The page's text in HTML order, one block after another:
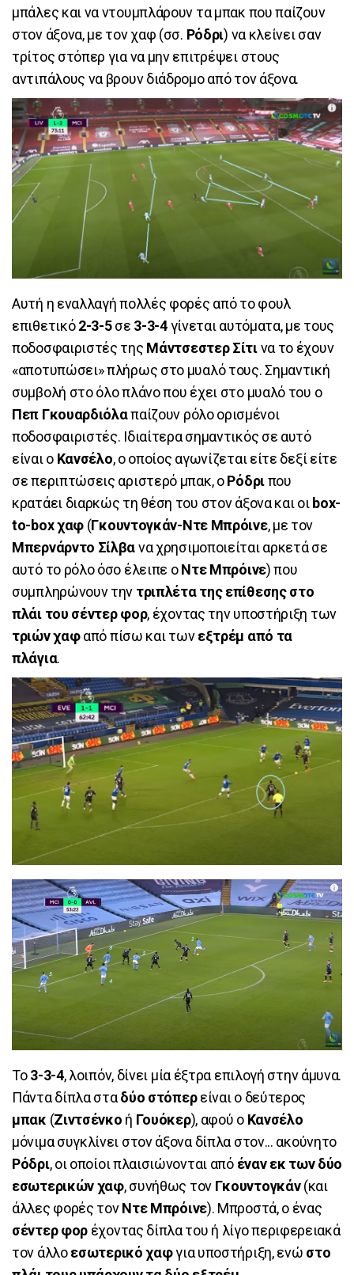
μπάλες και να ντουμπλάρουν τα μπακ που παίζουν
στον άξονα, με τον χαφ (σσ. Ρόδρι) να κλείνει σαν
τρίτος στόπερ για να μην επιτρέψει στους
αντιπάλους να βρουν διάδρομο από τον άξονα.
Αυτή η εναλλαγή πολλές φορές από το φουλ
επιθετικό2-3-5σε 3-3-4γίνεται αυτόματα, με τους
ποδοσφαιριστές της Μάντσεστερ Σίτινα το έχουν
«αποτυπώσει» πλήρως στο μυαλό τους. Σημαντική
συμβολή στο όλο πλάνο που έχει στο μυαλό του ο
Πεπ Γκουαρδιόλαπαίζουν ρόλο ορισμένοι
ποδοσφαιριστές. Ιδιαίτερα σημαντικός σε αυτό
είναι ο Κανσέλο, ο οποίος αγωνίζεται είτε δεξί είτε
σε περιπτώσεις αριστερό μπακ, οΡόδριπου
κρατάει διαρκώς τη θέση του στον άξονα και οιbox-
to-box χαφ (Γκουντογκάν-Ντε Μπρόινε, με τον
Μπερνάρντο Σίλβανα χρησιμοποιείται αρκετά σε
αυτό το ρόλο όσο έλειπε οΝτε Μπρόινε) που
συμπληρώνουν την τριπλέτα της επίθεσης στο
πλάι του σέντερ φορ, έχοντας την υποστήριξη των
τριών χαφαπό πίσω και τωνεξτρέμ από τα
πλάγια.
To3-3-4, λοιπόν, δίνει μία έξτρα επιλογή στην άμυνα.
Πάντα δίπλα σταδύο στόπερείναι ο δεύτερος
μπακ (Ζιντσένκο ή Γουόκερ), αφού ο Κανσέλο
μόνιμα συγκλίνει στον άξονα δίπλα στον... ακούνητο
Ρόδρι, οι οποίοι πλαισιώνονται από έναν εκ των δύο
εσωτερικών χαφ, συνήθως τον Γκουντογκάν(και
άλλες φορές τονΝτε Μπρόινε). Μπροστά, ο ένας
σέντερ φορ έχοντας δίπλα του ή λίγο περιφερειακά
τον άλλοεσωτερικό χαφγια υποστήριξη, ενώ στο